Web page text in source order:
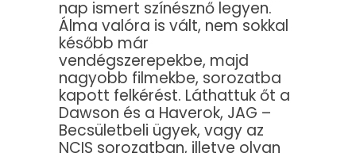
nap ismert színésznő legyen.
Álma valóra is vált, nem sokkal
később már
vendégszerepekbe, majd
nagyobb filmekbe, sorozatba
kapott felkérést. Láthattuk őt a
Dawson és a Haverok, JAG –
Becsületbeli ügyek, vagy az
NCIS sorozatban, illetve olyan